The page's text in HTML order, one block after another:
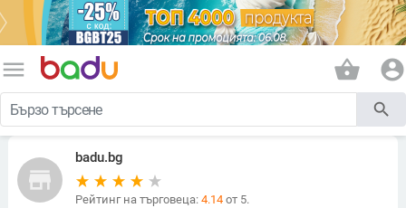
menu shopping_basket account_circle
search
store
badu.bg
Рейтинг на търговеца: 4.14от 5.